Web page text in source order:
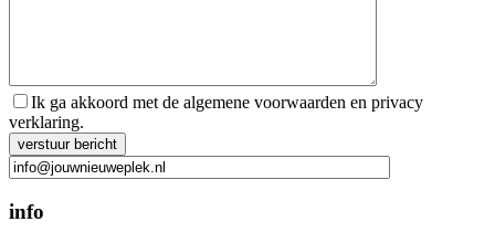
Ik ga akkoord met de algemene voorwaarden en privacy
verklaring.
Gelieve dit veld leeg te laten.
info